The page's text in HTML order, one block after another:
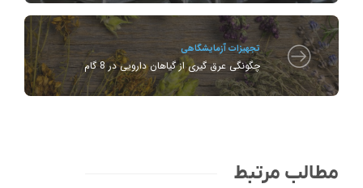
تجهیزات آزمایشگاهی
چگونگی عرق‌ گیری از گیاهان دارویی در 8 گام
مطالب مرتبط